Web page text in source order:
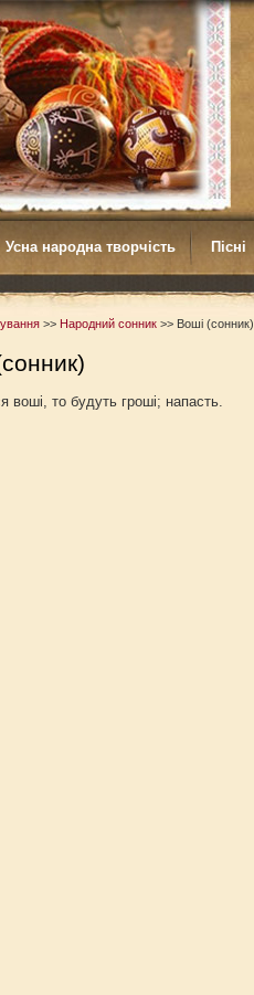
Усна народна творчість Пісні
>> Народний сонник >> Воші (сонник)
воші, то будуть гроші; напасть.